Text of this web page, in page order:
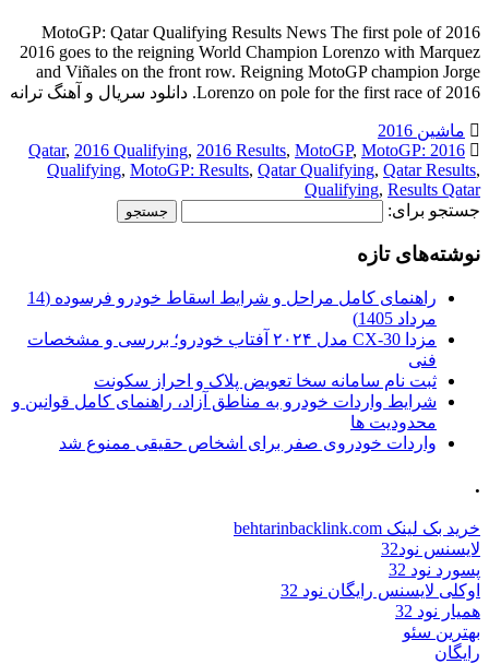
2016 MotoGP: Qatar Qualifying Results News The first pole of
2016 goes to the reigning World Champion Lorenzo with Marquez
and Viñales on the front row. Reigning MotoGP champion Jorge
Lorenzo on pole for the first race of 2016. دانلود سریال و آهنگ ترانه
ماشین 2016
2016 Qatar
, 2016 Qualifying, 2016 Results, MotoGP, MotoGP:
Qualifying, MotoGP: Results, Qatar Qualifying, Qatar Results,
Qualifying, Results Qatar
جستجو برای:
نوشته‌های تازه
راهنمای کامل مراحل و شرایط اسقاط خودرو فرسوده (14
مرداد 1405)
مزدا CX-30 مدل ۲۰۲۴ آفتاب خودرو؛ بررسی و مشخصات
فنی
ثبت نام سامانه سخا تعویض پلاک و احراز سکونت
شرایط واردات خودرو به مناطق آزاد، راهنمای کامل قوانین و
محدودیت ها
واردات خودروی صفر برای اشخاص حقیقی ممنوع شد
.
خرید بک لینک behtarinbacklink.com
لایسنس نود32
پسورد نود 32
اوکلی لایسنس رایگان نود 32
همیار نود 32
بهترین سئو
رایگان